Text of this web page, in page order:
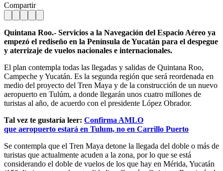
Compartir
Quintana Roo.- Servicios a la Navegación del Espacio Aéreo ya
empezó el rediseño en la Península de Yucatán para el despegue
y aterrizaje de vuelos nacionales e internacionales.
El plan contempla todas las llegadas y salidas de Quintana Roo,
Campeche y Yucatán. Es la segunda región que será reordenada en
medio del proyecto del Tren Maya y de la construcción de un nuevo
aeropuerto en Tulúm, a donde llegarán unos cuatro millones de
turistas al año, de acuerdo con el presidente López Obrador.
Tal vez te gustaría leer: Confirma AMLO
que aeropuerto estará en Tulum, no en Carrillo Puerto
Se contempla que el Tren Maya detone la llegada del doble o más de
turistas que actualmente acuden a la zona, por lo que se está
considerando el doble de vuelos de los que hay en Mérida, Yucatán